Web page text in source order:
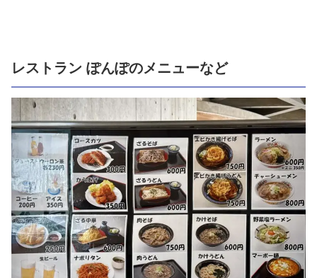
レストラン ぽんぽのメニューなど